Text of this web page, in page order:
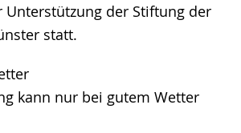
der Stiftung der
statt.
kann nur bei gutem Wetter